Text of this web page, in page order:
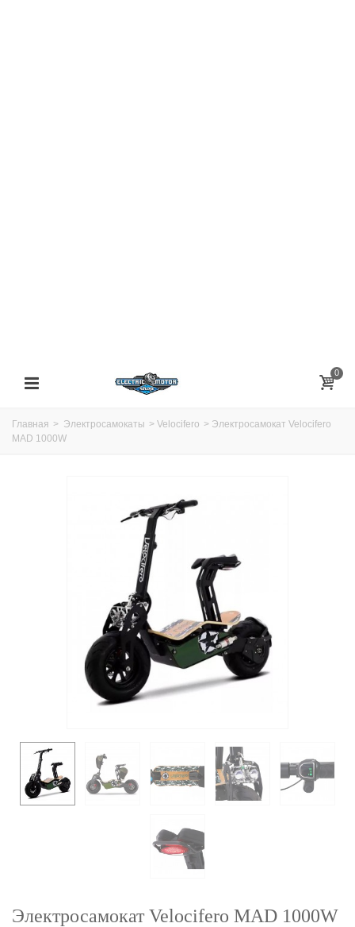
0
Главная > Электросамокаты > Velocifero > Электросамокат Velocifero
MAD 1000W
Электросамокат Velocifero MAD 1000W